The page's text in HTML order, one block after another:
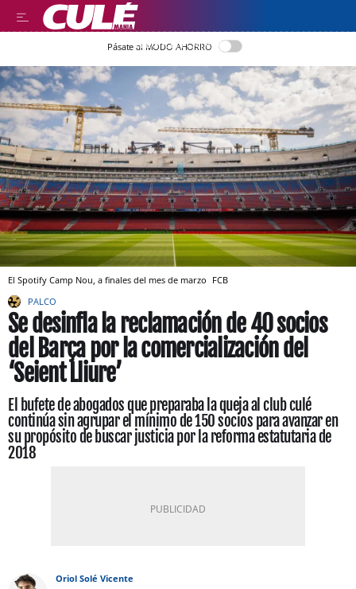
LLEGIR EN CATALÀ
Pásate al MODO AHORRO
El Spotify Camp Nou, a finales del mes de marzo FCB
PALCO
Se desinfla la reclamación de 40 socios
del Barça por la comercialización del
‘Seient Lliure’
El bufete de abogados que preparaba la queja al club culé
continúa sin agrupar el mínimo de 150 socios para avanzar en
su propósito de buscar justicia por la reforma estatutaria de
2018
Oriol Solé Vicente